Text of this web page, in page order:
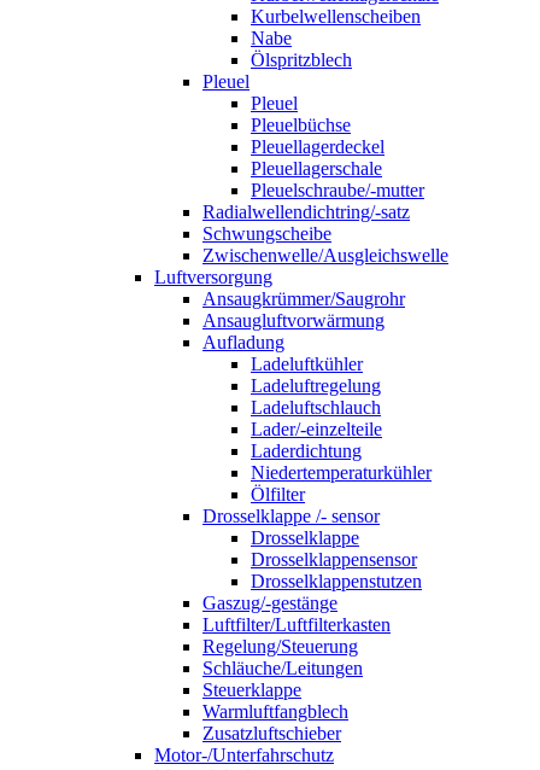
Kurbelwellenscheiben
Nabe
Ölspritzblech
Pleuel
Pleuel
Pleuelbüchse
Pleuellagerdeckel
Pleuellagerschale
Pleuelschraube/-mutter
Radialwellendichtring/-satz
Schwungscheibe
Zwischenwelle/Ausgleichswelle
Luftversorgung
Ansaugkrümmer/Saugrohr
Ansaugluftvorwärmung
Aufladung
Ladeluftkühler
Ladeluftregelung
Ladeluftschlauch
Lader/-einzelteile
Laderdichtung
Niedertemperaturkühler
Ölfilter
Drosselklappe /- sensor
Drosselklappe
Drosselklappensensor
Drosselklappenstutzen
Gaszug/-gestänge
Luftfilter/Luftfilterkasten
Regelung/Steuerung
Schläuche/Leitungen
Steuerklappe
Warmluftfangblech
Zusatzluftschieber
Motor-/Unterfahrschutz